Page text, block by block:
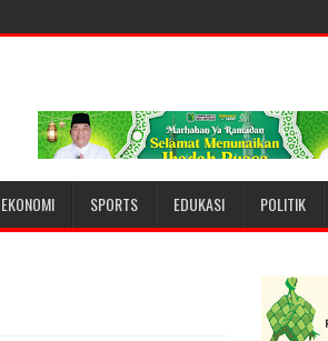
EKONOMI SPORTS EDUKASI POLITIK